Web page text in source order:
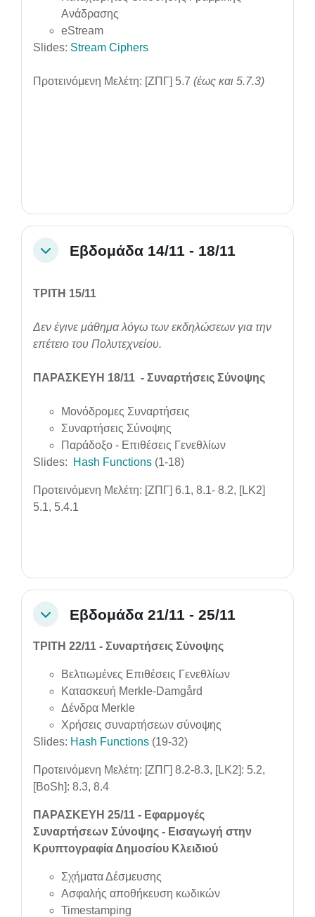
Ανάδρασης
eStream
Slides: Stream Ciphers
Προτεινόμενη Μελέτη: [ΖΠΓ] 5.7 (έως και 5.7.3)
CollapseΕβδομάδα 14/11 - 18/11
ΤΡΙΤΗ 15/11
Δεν έγινε μάθημα λόγω των εκδηλώσεων για την
επέτειο του Πολυτεχνείου.
ΠΑΡΑΣΚΕΥΗ 18/11 - Συναρτήσεις Σύνοψης
Μονόδρομες Συναρτήσεις
Συναρτήσεις Σύνοψης
Παράδοξο - Επιθέσεις Γενεθλίων
Slides:
Hash Functions (1-18)
Προτεινόμενη Μελέτη: [ΖΠΓ] 6.1, 8.1- 8.2, [LK2]
5.1, 5.4.1
CollapseΕβδομάδα 21/11 - 25/11
ΤΡΙΤΗ 22/11 - Συναρτήσεις Σύνοψης
Βελτιωμένες Επιθέσεις Γενεθλίων
Κατασκευή Merkle-Damgård
Δένδρα Merkle
Χρήσεις συναρτήσεων σύνοψης
Slides: Hash Functions (19-32)
Προτεινόμενη Μελέτη: [ΖΠΓ] 8.2-8.3, [LK2]: 5.2,
[BoSh]: 8.3, 8.4
ΠΑΡΑΣΚΕΥΗ 25/11 - Εφαρμογές
Συναρτήσεων Σύνοψης - Εισαγωγή στην
Κρυπτογραφία Δημοσίου Κλειδιού
Σχήματα Δέσμευσης
Ασφαλής αποθήκευση κωδικών
Timestamping